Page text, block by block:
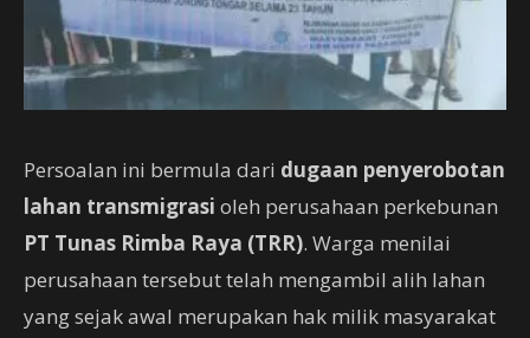
Persoalan ini bermula dari dugaan penyerobotan
lahan transmigrasi oleh perusahaan perkebunan
PT Tunas Rimba Raya (TRR). Warga menilai
perusahaan tersebut telah mengambil alih lahan
yang sejak awal merupakan hak milik masyarakat